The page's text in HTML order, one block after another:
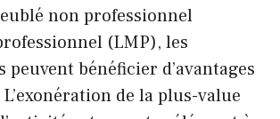
non professionnel
(LMP), les
peuvent bénéficier d’avantages
de la plus-value